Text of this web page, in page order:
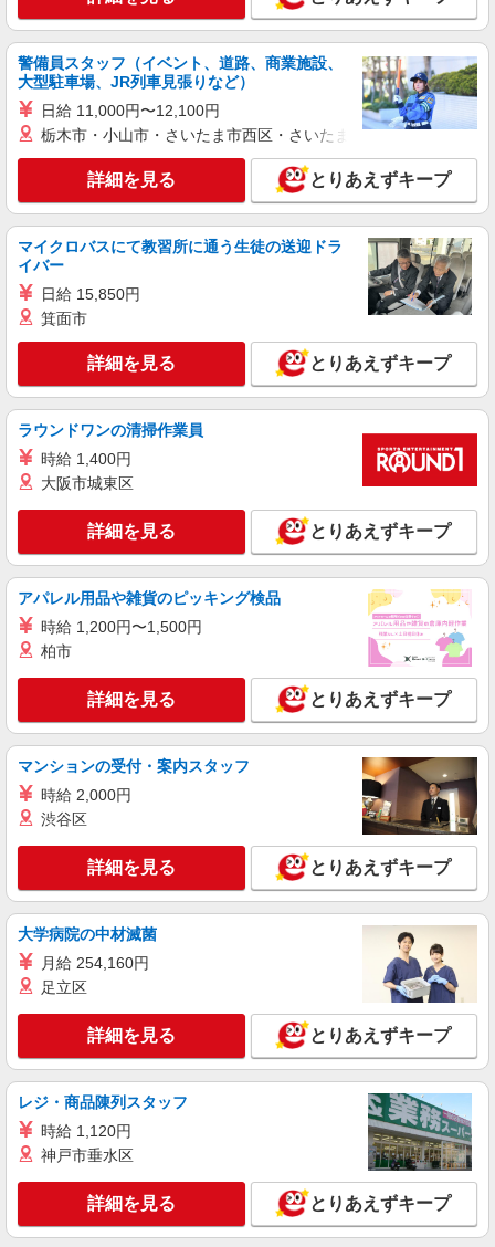
埼玉県加須市
キープ 詳細を見る
派遣社員
仕分け・ピッキング・梱包
時給1337円 ※交通費実費支給／当社規定あ
り。通勤交通費実費支払／上限4万円／月※規定あ
り 埼玉県加須市 （加須流通業務団地） 花崎駅
詳細を見る
ランスタッド株式会社 久喜支店（久喜事業所）/FKKU106990
時給1290円 ※交通費実費支給／当社規定あ
キープ 詳細を見る
派遣社員
ランスタッド株式会社 久喜支店（久喜事業所）/FKKU106928
仕分け・ピッキング・梱包
時給1350円 ※お仕事の内容・職種・勤務地に
より異なります。 ※交通費実費支給／当社規定あ
り。通勤交通費実費支払／上限4万円／月※規定あ
り
埼玉県加須市 ※お仕事内容により異なりま
す。
詳細を見る
ランスタッド株式会社 久喜支店（久喜事業所）/FKKU106854
仕分け・ピッキング・梱包
入例） 月収例：101400円＝1300円×6時間30分×12
日勤務の場合＋交通費別途支給 ※交通費実費支給
／当社規定あり。通勤交通費実費支払／上限4万円
埼玉県加須市 （羽生バイパス近く） マイカ
キープ 詳細を見る
派遣社員
ランスタッド株式会社 久喜支店（久喜事業所）/FKKU106945
時給1350円 ※月収例17.1万円（残業等含む収
入例） 月収例：171000円＝1350円×7時間55分×16
日勤務の場合＋残業代、交通費別途支給 ※交通費
実費支給／当社規定あり。通勤交通費実費支払／
上限4万円／月※規定あり
埼玉県加須市 マイカー通勤可能/駐車場完備
警備員スタッフ（イベント、道路、商業施設、
大型駐車場、JR列車見張りなど）
日給 11,000円〜12,100円
栃木市・小山市・さいたま市西区・さいたま市岩槻区・久喜市・
詳細を見る とりあえずキープ
マイクロバスにて教習所に通う生徒の送迎ドラ
イバー
日給 15,850円
箕面市
詳細を見る とりあえずキープ
ラウンドワンの清掃作業員
時給 1,400円
大阪市城東区
詳細を見る とりあえずキープ
アパレル用品や雑貨のピッキング検品
時給 1,200円〜1,500円
柏市
詳細を見る とりあえずキープ
マンションの受付・案内スタッフ
時給 2,000円
渋谷区
詳細を見る とりあえずキープ
大学病院の中材滅菌
月給 254,160円
足立区
詳細を見る とりあえずキープ
レジ・商品陳列スタッフ
時給 1,120円
神戸市垂水区
詳細を見る とりあえずキープ